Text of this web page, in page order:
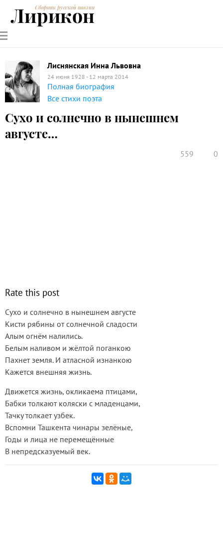
РУССКИЕ
ПОЭТЫ
СОВРЕМЕННИКИЭНЦИКЛОПЕДИЯ
ПОЭЗИИ
Сборник русской поэзии
Лирикон
Лиснянская Инна Львовна
24 июня 1928 - 12 марта 2014
Полная биография
Все стихи поэта
Сухо и солнечно в нынешнем
августе…
559 0
Rate this post
Сухо и солнечно в нынешнем августе
Кисти рябины от солнечной сладости
Алым огнём налились.
Белым наливом и жёлтой поганкою
Пахнет земля. И атласной изнанкою
Кажется внешняя жизнь.
Движется жизнь, окликаема птицами,
Бабки толкают коляски с младенцами,
Тачку толкает узбек.
Вспомни Ташкента чинары зелёные,
Годы и лица не перемещённые
В непредсказуемый век.